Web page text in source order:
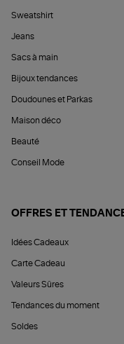
Sweatshirt
Jeans
Sacs à main
Bijoux tendances
Doudounes et Parkas
Maison déco
Beauté
Conseil Mode
OFFRES ET
Idées Cadeaux
Carte Cadeau
Valeurs Sûres
Tendances du moment
Soldes